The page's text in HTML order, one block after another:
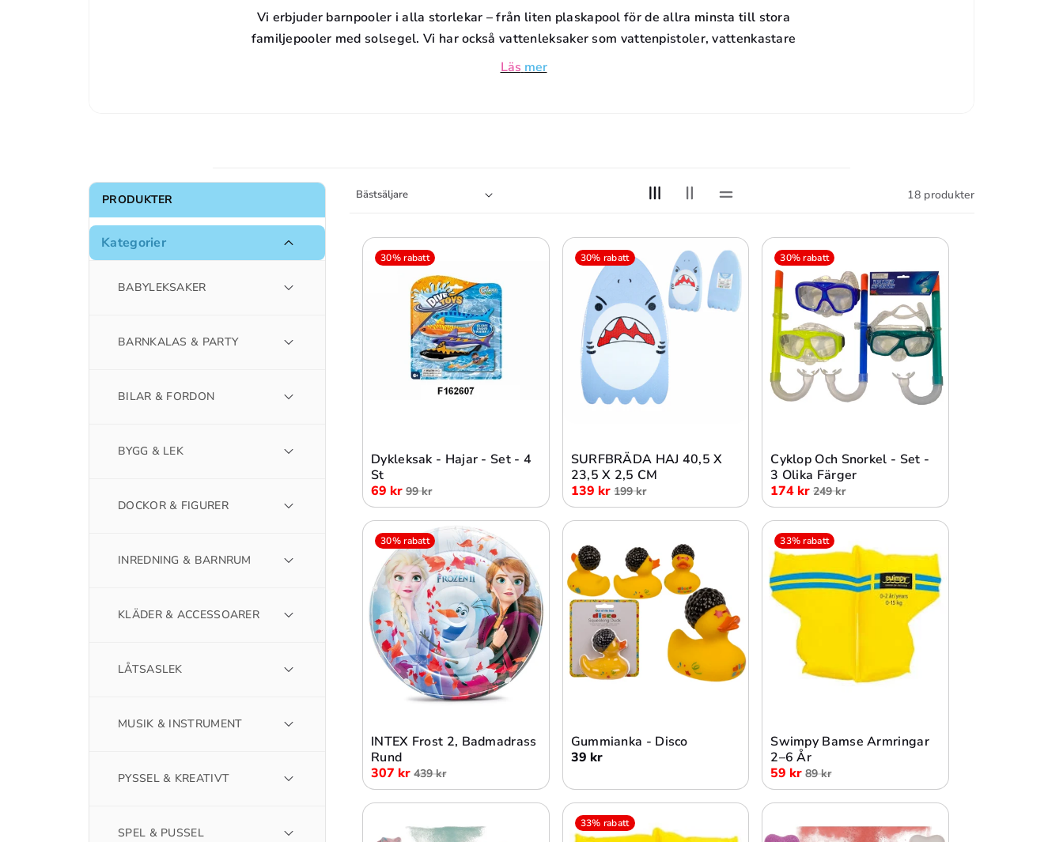
D
U
I
E
:
Vi erbjuder barnpooler i alla storlekar – från liten plaskapool för de allra minsta till stora
familjepooler med solsegel. Vi har också vattenleksaker som vattenpistoler, vattenkastare
Läs mer
18 produkter
PRODUKTER
Kategorier
BABYLEKSAKER
BARNKALAS & PARTY
BILAR & FORDON
BYGG & LEK
DOCKOR & FIGURER
INREDNING & BARNRUM
KLÄDER & ACCESSOARER
LÅTSASLEK
MUSIK & INSTRUMENT
PYSSEL & KREATIVT
SPEL & PUSSEL
30% rabatt
Dykleksak - Hajar - Set - 4
St
69 kr 99 kr
30% rabatt
SURFBRÄDA HAJ 40,5 X
23,5 X 2,5 CM
139 kr 199 kr
30% rabatt
Cyklop Och Snorkel - Set -
3 Olika Färger
174 kr 249 kr
30% rabatt
INTEX Frost 2, Badmadrass
Rund
307 kr 439 kr
Lägg i varukorg
Gummianka - Disco
39 kr
33% rabatt
Swimpy Bamse Armringar
2–6 År
59 kr 89 kr
33% rabatt